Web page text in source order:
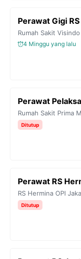
Perawat Gigi
Rumah Sakit Visindo
4 Minggu yang lalu
Perawat
Rumah Sakit Prima
Ditutup
Perawat RS
RS Hermina OPI
Ditutup